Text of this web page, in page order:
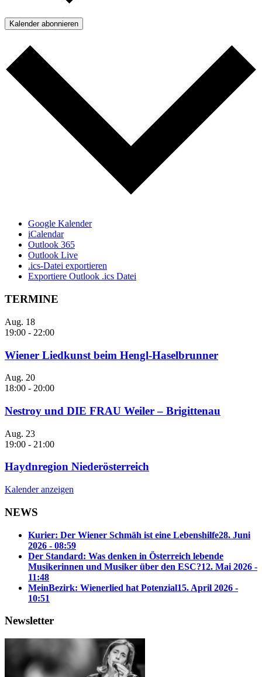
Kalender abonnieren
Google Kalender
iCalendar
Outlook 365
Outlook Live
.ics-Datei exportieren
Exportiere Outlook .ics Datei
TERMINE
Aug. 18
19:00 - 22:00
Wiener Liedkunst beim Hengl-Haselbrunner
Aug. 20
18:00 - 20:00
Nestroy und DIE FRAU Weiler – Brigittenau
Aug. 23
19:00 - 21:00
Haydnregion Niederösterreich
Kalender anzeigen
NEWS
Kurier: Der Wiener Schmäh ist eine Lebenshilfe28. Juni
2026 - 08:59
Der Standard: Was denken in Österreich lebende
Musikerinnen und Musiker über den ESC?12. Mai 2026 -
11:48
MeinBezirk: Wienerlied hat Potenzial15. April 2026 -
10:51
Newsletter